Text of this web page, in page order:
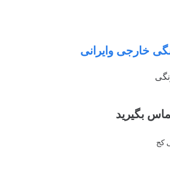
خارجی وایرانی
بگیرید
کج